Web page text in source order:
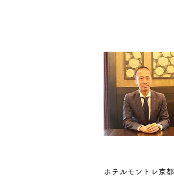
ホテルモントレ京都